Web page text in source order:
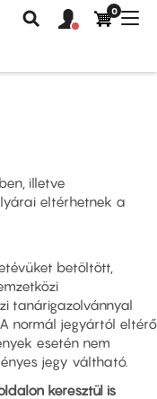
Keresés
Felhasználói
fiók
0
illetve
eltérhetnek a
betöltött,
tanárigazolvánnyal
normál jegyártól eltérő
esetén nem
jegy váltható.
keresztül is